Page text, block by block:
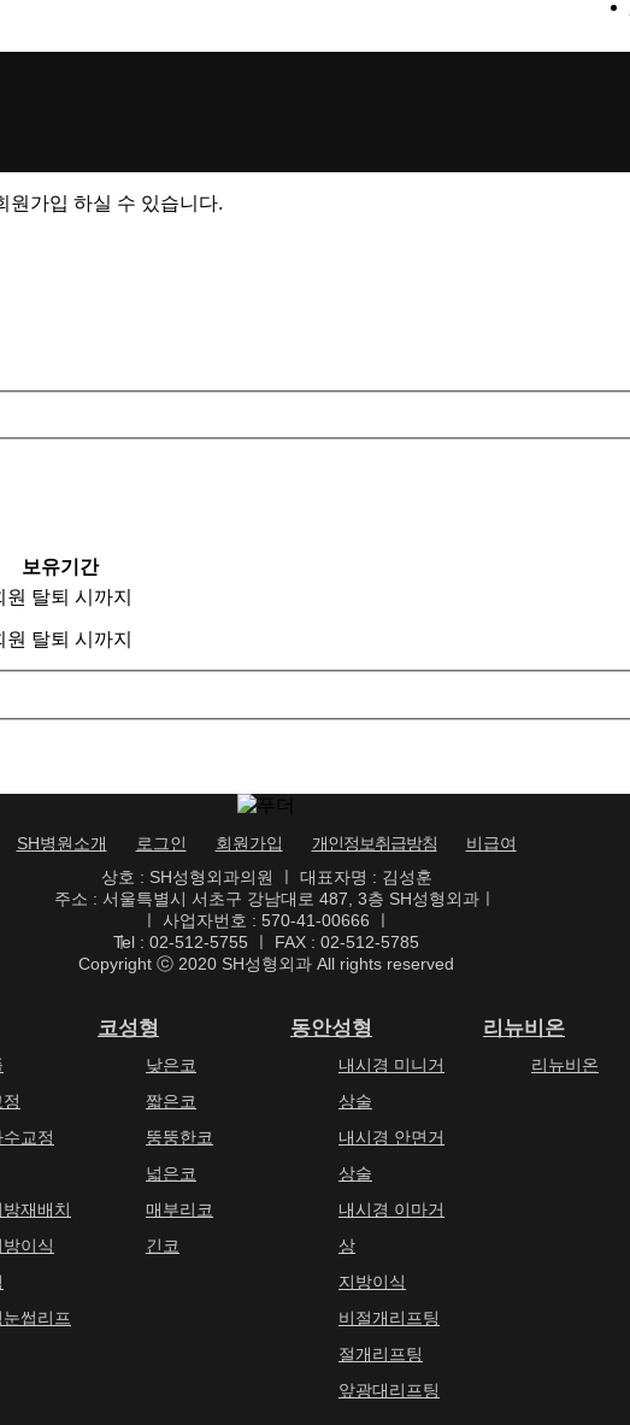
원가입 하실 수 있습니다.
보유기간
원 탈퇴 시까지
원 탈퇴 시까지
SH병원소개 로그인 회원가입 개인정보취급방침
비급여
상호 : SH성형외과의원 ㅣ 대표자명 : 김성훈
주소 : 서울특별시 서초구 강남대로 487, 3층 SH성형외과ㅣ
ㅣ 사업자번호 : 570-41-00666 ㅣ
ㅣ
Tel : 02-512-5755 ㅣ FAX : 02-512-5785
Copyright ⓒ 2020 SH성형외과 All rights reserved
교정
재배치
이식
썹리프
코성형
낮은코
짧은코
뚱뚱한코
넓은코
매부리코
긴코
동안성형
내시경 미니거
상술
내시경 안면거
상술
내시경 이마거
상
지방이식
비절개리프팅
절개리프팅
앞광대리프팅
리뉴비온
리뉴비온